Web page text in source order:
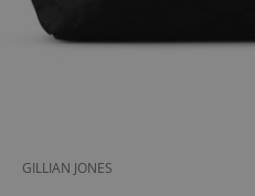
GILLIAN JONES